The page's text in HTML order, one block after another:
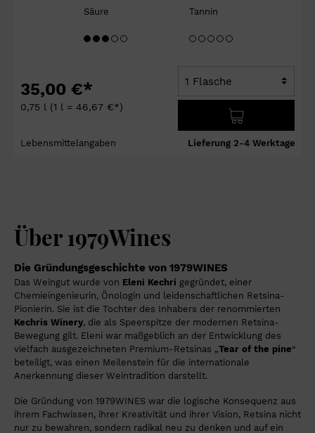
Säure Tannin
35,00 €*
0,75 l (1 l = 46,67 €*)
Lebensmittelangaben Lieferung 2-4 Werktage
Über 1979Wines
Die Gründungsgeschichte von 1979WINES
Das Weingut wurde von Eleni Kechri gegründet, einer
Chemieingenieurin, Önologin und leidenschaftlichen Retsina-
Pionierin. Sie ist die Tochter des Inhabers der renommierten
Kechris Winery, die als Speerspitze der modernen Retsina-
Bewegung gilt. Eleni war maßgeblich an der Entwicklung des
vielfach ausgezeichneten Premium-Retsinas „Tear of the pine“
beteiligt, was einen Meilenstein für die internationale
Anerkennung dieser Weintradition darstellt.
Die Gründung von 1979WINES war die logische Konsequenz aus
ihrem Fachwissen, ihrer Kreativität und ihrer Vision, Retsina nicht
nur zu bewahren, sondern radikal neu zu denken und auf ein